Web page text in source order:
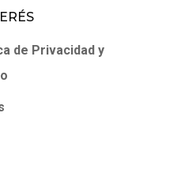
de Privacidad y